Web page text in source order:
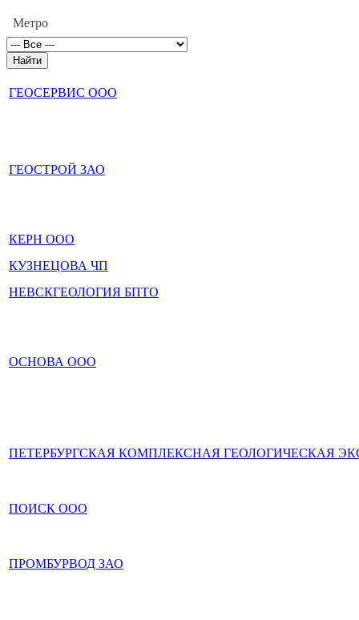
Метро
ГЕОСЕРВИС ООО
ГЕОСТРОЙ ЗАО
КЕРН ООО
КУЗНЕЦОВА ЧП
НЕВСКГЕОЛОГИЯ БПТО
ОСНОВА ООО
ПЕТЕРБУРГСКАЯ КОМПЛЕКСНАЯ ГЕОЛОГИЧЕСКАЯ
ПОИСК ООО
ПРОМБУРВОД ЗАО